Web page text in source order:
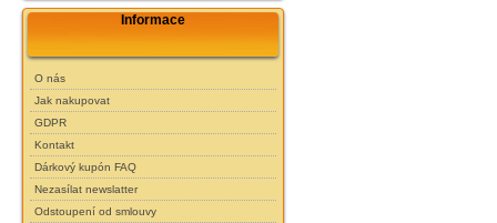
Informace
O nás
Jak nakupovat
GDPR
Kontakt
Dárkový kupón FAQ
Nezasílat newslatter
Odstoupení od smlouvy